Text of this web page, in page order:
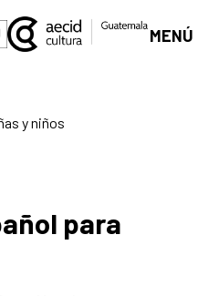
MENÚ
y niños
para